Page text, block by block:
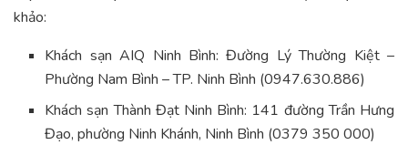
khảo:
Khách sạn AIQ Ninh Bình: Đường Lý Thường Kiệt –
Phường Nam Bình – TP. Ninh Bình (0947.630.886)
Khách sạn Thành Đạt Ninh Bình: 141 đường Trần Hưng
Đạo, phường Ninh Khánh, Ninh Bình (0379 350 000)